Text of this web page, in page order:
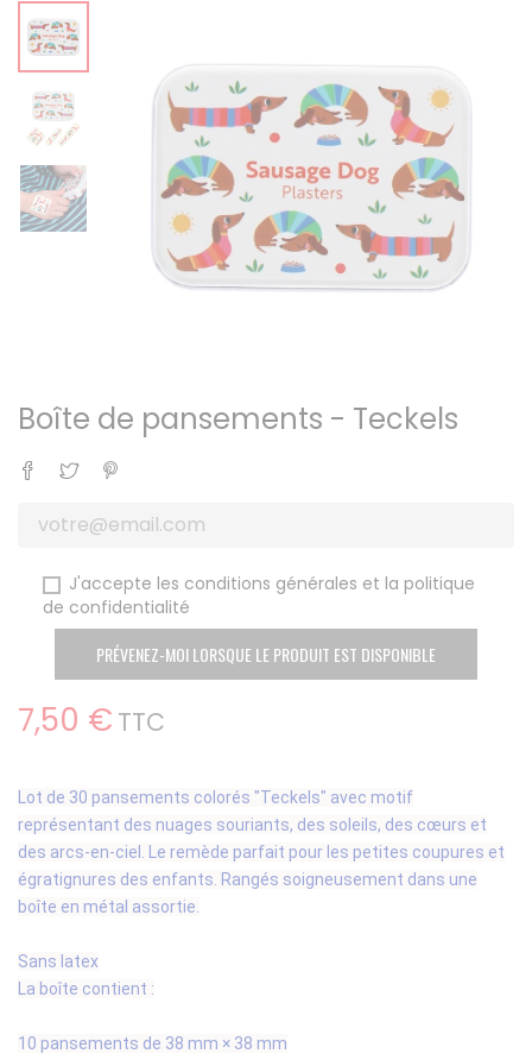
Boîte de pansements - Teckels
Partager
Tweet
J'accepte les conditions générales et la politique
de confidentialité
PRÉVENEZ-MOI LORSQUE LE PRODUIT EST DISPONIBLE
7,50 € TTC
Lot de 30 pansements colorés "Teckels" avec motif
représentant des nuages souriants, des soleils, des cœurs et
des arcs-en-ciel. Le remède parfait pour les petites coupures et
égratignures des enfants. Rangés soigneusement dans une
boîte en métal assortie.
Sans latex
La boîte contient :
10 pansements de 38 mm × 38 mm